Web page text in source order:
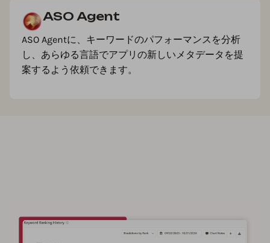
ASO Agent
ASO Agentに、キーワードのパフォーマンスを分析
し、あらゆる言語でアプリの新しいメタデータを提
案するよう依頼できます。